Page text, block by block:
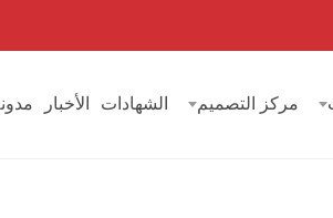
مركز التصميم الشهادات الأخبار